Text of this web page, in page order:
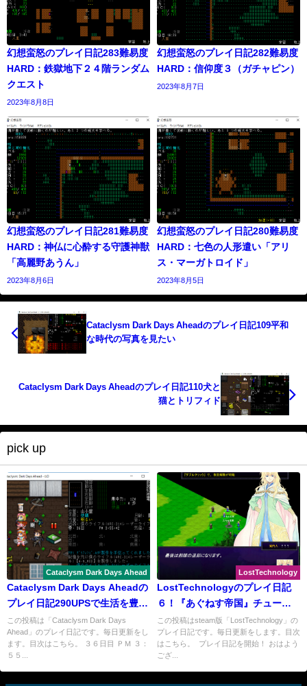
幻想蛮怒のプレイ日記283難易度
HARD：鉄獄地下２４階ランダム
クエスト
2023年8月8日
幻想蛮怒のプレイ日記282難易度
HARD：信仰度３（ガチャピン）
2023年8月7日
幻想蛮怒のプレイ日記281難易度
HARD：神仏に心酔する守護神獣
「高麗野あうん」
2023年8月6日
幻想蛮怒のプレイ日記280難易度
HARD：七色の人形遣い「アリ
ス・マーガトロイド」
2023年8月5日
Cataclysm Dark Days Aheadのプレイ日記109平和
な時代の写真を見たい
Cataclysm Dark Days Aheadのプレイ日記110犬と
猫とトリフィド
pick up
Cataclysm Dark Days Ahead
Cataclysm Dark Days Aheadの
プレイ日記290UPSで生活を豊か
にします
この投稿は「Cataclysm Dark Days
Ahead」のプレイ日記です。毎日更新をし
ます。目次はこちら。 ３６日目 ＰＭ ３：
５５...
LostTechnology
LostTechnologyのプレイ日記
６！『あぐねす帝国』チュート
リアル：退却・人材雇用
この投稿はsteam版「LostTechnology」の
プレイ日記です。毎日更新をします。目次
はこちら。 プレイ日記を開始！ おはよう
ござ...